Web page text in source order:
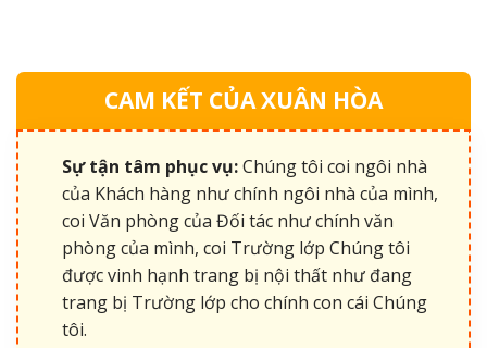
CAM KẾT CỦA XUÂN HÒA
Sự tận tâm phục vụ:Chúng tôi coi ngôi nhà
của Khách hàng như chính ngôi nhà của mình,
coi Văn phòng của Đối tác như chính văn
phòng của mình, coi Trường lớp Chúng tôi
được vinh hạnh trang bị nội thất như đang
trang bị Trường lớp cho chính con cái Chúng
tôi.